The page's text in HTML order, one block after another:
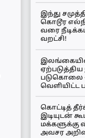
இந்து
கொடூர
வரை
வறட்சி!
படுகொலை
வெளியிட்ட
கொட்டித்
இடியுடன்
மக்களுக்கு
அவசர